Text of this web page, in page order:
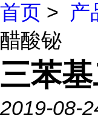
首页 > 产
醋酸铋
三苯
2019-08-